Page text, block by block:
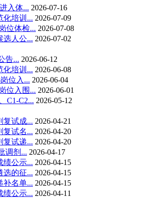
入体... 2026-07-16
化培训... 2026-07-09
位体检... 2026-07-08
选人公... 2026-07-02
告... 2026-06-12
化培训... 2026-06-08
位入... 2026-06-04
位入围... 2026-06-01
C1-C2... 2026-05-12
复试成... 2026-04-21
复试名... 2026-04-20
复试递... 2026-04-20
调剂... 2026-04-17
绩公示... 2026-04-15
选的征... 2026-04-15
补名单... 2026-04-15
绩公示... 2026-04-11